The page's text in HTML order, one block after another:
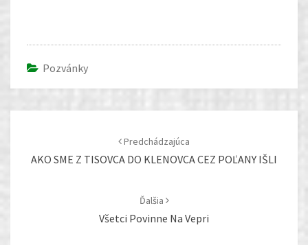
Pozvánky
Predchádzajúca
AKO SME Z TISOVCA DO KLENOVCA CEZ POĽANY IŠLI
Ďalšia
Všetci Povinne Na Vepri